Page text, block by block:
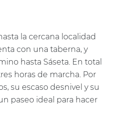
la cercana localidad
con una taberna, y
hasta Sáseta. En total
horas de marcha. Por
su escaso desnivel y su
paseo ideal para hacer